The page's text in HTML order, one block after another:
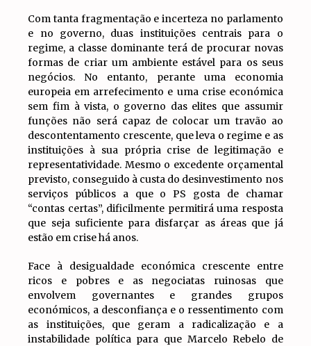
Com tanta fragmentação e incerteza no parlamento
e no governo, duas instituições centrais para o
regime, a classe dominante terá de procurar novas
formas de criar um ambiente estável para os seus
negócios. No entanto, perante uma economia
europeia em arrefecimento e uma crise económica
sem fim à vista, o governo das elites que assumir
funções não será capaz de colocar um travão ao
descontentamento crescente, que leva o regime e as
instituições à sua própria crise de legitimação e
representatividade. Mesmo o excedente orçamental
previsto, conseguido à custa do desinvestimento nos
serviços públicos a que o PS gosta de chamar
“contas certas”, dificilmente permitirá uma resposta
que seja suficiente para disfarçar as áreas que já
estão em crise há anos.
Face à desigualdade económica crescente entre
ricos e pobres e as negociatas ruinosas que
envolvem governantes e grandes grupos
económicos, a desconfiança e o ressentimento com
as instituições, que geram a radicalização e a
instabilidade política para que Marcelo Rebelo de